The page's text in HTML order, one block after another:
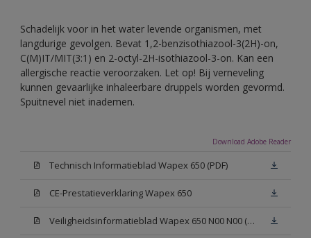
Schadelijk voor in het water levende organismen, met
langdurige gevolgen. Bevat 1,2-benzisothiazool-3(2H)-on,
C(M)IT/MIT(3:1) en 2-octyl-2H-isothiazool-3-on. Kan een
allergische reactie veroorzaken. Let op! Bij verneveling
kunnen gevaarlijke inhaleerbare druppels worden gevormd.
Spuitnevel niet inademen.
Download Adobe Reader
Technisch Informatieblad Wapex 650 (PDF)
CE-Prestatieverklaring Wapex 650
Veiligheidsinformatieblad Wapex 650 N00 N00 (MSDS)